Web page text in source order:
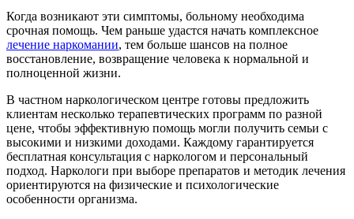
Когда возникают эти симптомы, больному необходима
срочная помощь. Чем раньше удастся начать комплексное
лечение наркомании, тем больше шансов на полное
восстановление, возвращение человека к нормальной и
полноценной жизни.
В частном наркологическом центре готовы предложить
клиентам несколько терапевтических программ по разной
цене, чтобы эффективную помощь могли получить семьи с
высокими и низкими доходами. Каждому гарантируется
бесплатная консультация с наркологом и персональный
подход. Наркологи при выборе препаратов и методик лечения
ориентируются на физические и психологические
особенности организма.